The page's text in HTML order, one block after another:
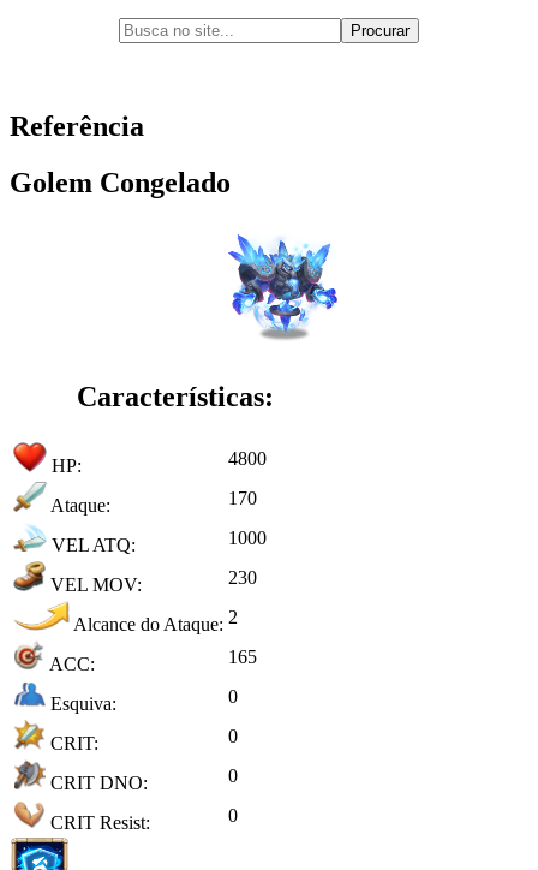
Referência
Golem Congelado
Características:
HP: 4800
Ataque: 170
VEL ATQ: 1000
VEL MOV: 230
Alcance do Ataque: 2
ACC: 165
Esquiva: 0
CRIT: 0
CRIT DNO: 0
CRIT Resist: 0